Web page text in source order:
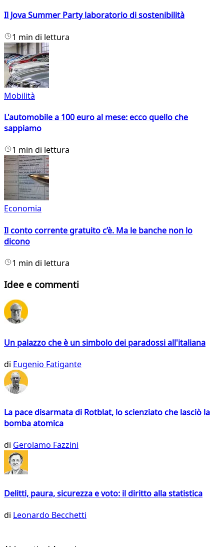
Il Jova Summer Party laboratorio di sostenibilità
1 min di lettura
Mobilità
L'automobile a 100 euro al mese: ecco quello che
sappiamo
1 min di lettura
Economia
Il conto corrente gratuito c’è. Ma le banche non lo
dicono
1 min di lettura
Idee e commenti
Un palazzo che è un simbolo dei paradossi all'italiana
di Eugenio Fatigante
La pace disarmata di Rotblat, lo scienziato che lasciò la
bomba atomica
di Gerolamo Fazzini
Delitti, paura, sicurezza e voto: il diritto alla statistica
di Leonardo Becchetti